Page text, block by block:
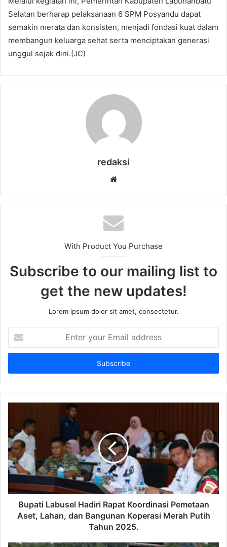
Selatan berharap pelaksanaan 6 SPM Posyandu dapat
semakin merata dan konsisten, menjadi fondasi kuat dalam
membangun keluarga sehat serta menciptakan generasi
unggul sejak dini.(JC)
redaksi
With Product You Purchase
Subscribe to our mailing list to
get the new updates!
Lorem ipsum dolor sit amet, consectetur.
your
Email
Bupati Labusel Hadiri Rapat Koordinasi Pemetaan
Aset, Lahan, dan Bangunan Koperasi Merah Putih
Tahun 2025.